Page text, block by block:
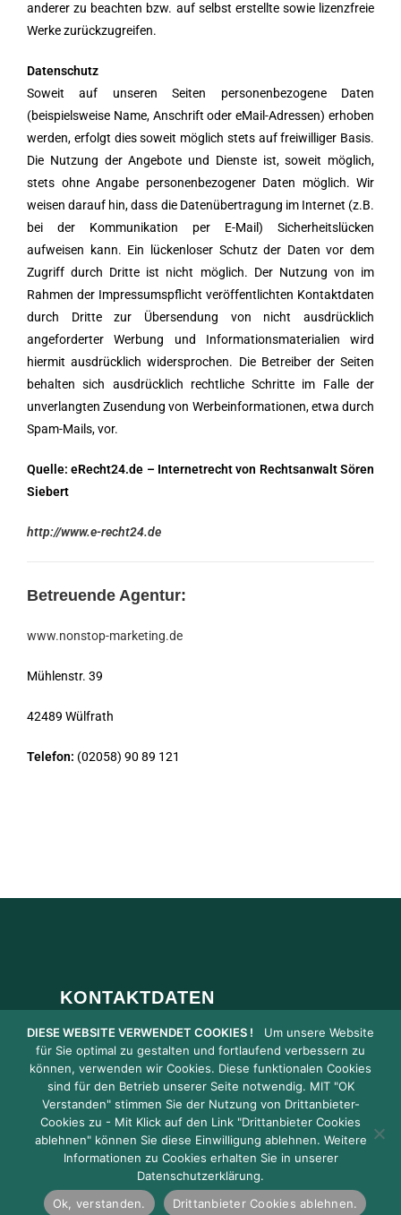
anderer zu beachten bzw. auf selbst erstellte sowie lizenzfreie
Werke zurückzugreifen.
Datenschutz
Soweit auf unseren Seiten personenbezogene Daten
(beispielsweise Name, Anschrift oder eMail-Adressen) erhoben
werden, erfolgt dies soweit möglich stets auf freiwilliger Basis.
Die Nutzung der Angebote und Dienste ist, soweit möglich,
stets ohne Angabe personenbezogener Daten möglich. Wir
weisen darauf hin, dass die Datenübertragung im Internet (z.B.
bei der Kommunikation per E-Mail) Sicherheitslücken
aufweisen kann. Ein lückenloser Schutz der Daten vor dem
Zugriff durch Dritte ist nicht möglich. Der Nutzung von im
Rahmen der Impressumspflicht veröffentlichten Kontaktdaten
durch Dritte zur Übersendung von nicht ausdrücklich
angeforderter Werbung und Informationsmaterialien wird
hiermit ausdrücklich widersprochen. Die Betreiber der Seiten
behalten sich ausdrücklich rechtliche Schritte im Falle der
unverlangten Zusendung von Werbeinformationen, etwa durch
Spam-Mails, vor.
Quelle: eRecht24.de – Internetrecht von Rechtsanwalt Sören
Siebert
http://www.e-recht24.de
Betreuende Agentur:
www.nonstop-marketing.de
Mühlenstr. 39
42489 Wülfrath
Telefon: (02058) 90 89 121
KONTAKTDATEN
0203 / 76 36 82
office@tischler-schmitz.de
Am Rahmer Bach 86 | 47269 Duisburg
DIESE WEBSITE VERWENDET COOKIES ! Um unsere Website
für Sie optimal zu gestalten und fortlaufend verbessern zu
können, verwenden wir Cookies. Diese funktionalen Cookies
sind für den Betrieb unserer Seite notwendig. MIT "OK
Verstanden" stimmen Sie der Nutzung von Drittanbieter-
Cookies zu - Mit Klick auf den Link "Drittanbieter Cookies
ablehnen" können Sie diese Einwilligung ablehnen. Weitere
Informationen zu Cookies erhalten Sie in unserer
Datenschutzerklärung.
Ok, verstanden.
Drittanbieter Cookies ablehnen.